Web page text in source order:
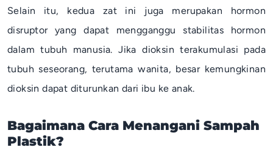
Selain itu, kedua zat ini juga merupakan hormon
disruptor yang dapat mengganggu stabilitas hormon
dalam tubuh manusia. Jika dioksin terakumulasi pada
tubuh seseorang, terutama wanita, besar kemungkinan
dioksin dapat diturunkan dari ibu ke anak.
Bagaimana Cara Menangani Sampah
Plastik?